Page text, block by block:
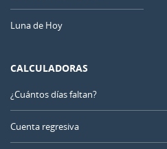
Luna de Hoy
CALCULADORAS
¿Cuántos días faltan?
Cuenta regresiva